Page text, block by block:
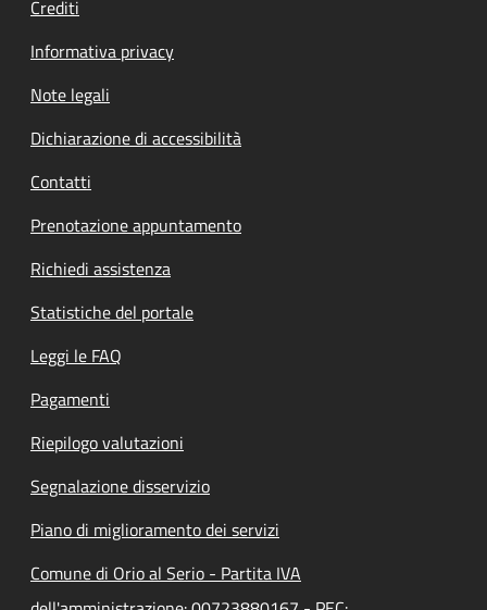
Crediti
Informativa privacy
Note legali
Dichiarazione di accessibilità
Contatti
Prenotazione appuntamento
Richiedi assistenza
Statistiche del portale
Leggi le FAQ
Pagamenti
Riepilogo valutazioni
Segnalazione disservizio
Piano di miglioramento dei servizi
Comune di Orio al Serio - Partita IVA